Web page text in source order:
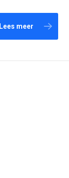
Lees meer